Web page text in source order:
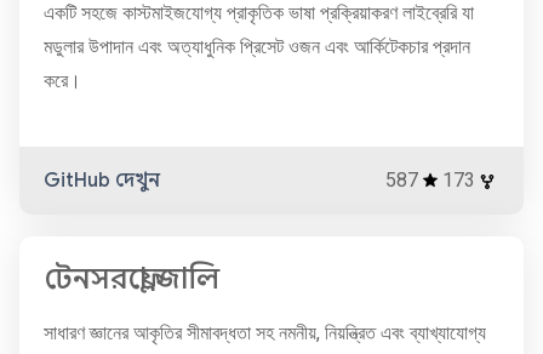
একটি সহজে কাস্টমাইজযোগ্য প্রাকৃতিক ভাষা প্রক্রিয়াকরণ লাইব্রেরি যা
মডুলার উপাদান এবং অত্যাধুনিক প্রিসেট ওজন এবং আর্কিটেকচার প্রদান
করে।
GitHub দেখুন 587 173
টেনসরফ্লো জালি
সাধারণ জ্ঞানের আকৃতির সীমাবদ্ধতা সহ নমনীয়, নিয়ন্ত্রিত এবং ব্যাখ্যাযোগ্য